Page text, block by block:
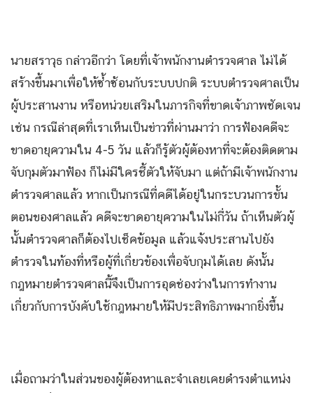
นายสราวุธ กล่าวอีกว่า โดยที่เจ้าพนักงานตำรวจศาล ไม่ได้
สร้างขึ้นมาเพื่อให้ซ้ำซ้อนกับระบบปกติ ระบบตำรวจศาลเป็น
ผู้ประสานงาน หรือหน่วยเสริมในภารกิจที่ขาดเจ้าภาพชัดเจน
เช่น กรณีล่าสุดที่เราเห็นเป็นข่าวที่ผ่านมาว่า การฟ้องคดีจะ
ขาดอายุความใน 4-5 วัน แล้วก็รู้ตัวผู้ต้องหาที่จะต้องติดตาม
จับกุมตัวมาฟ้อง ก็ไม่มีใครชี้ตัวให้จับมา แต่ถ้ามีเจ้าพนักงาน
ตำรวจศาลแล้ว หากเป็นกรณีที่คดีได้อยู่ในกระบวนการขั้น
ตอนของศาลแล้ว คดีจะขาดอายุความในไม่กี่วัน ถ้าเห็นตัวผู้
นั้นตำรวจศาลก็ต้องไปเช็คข้อมูล แล้วแจ้งประสานไปยัง
ตำรวจในท้องที่หรือผู้ที่เกี่ยวข้องเพื่อจับกุมได้เลย ดังนั้น
กฎหมายตำรวจศาลนี้จึงเป็นการอุดช่องว่างในการทำงาน
เกี่ยวกับการบังคับใช้กฎหมายให้มีประสิทธิภาพมากยิ่งขึ้น
เมื่อถามว่าในส่วนของผู้ต้องหาและจำเลยเคยดำรงตำแหน่ง